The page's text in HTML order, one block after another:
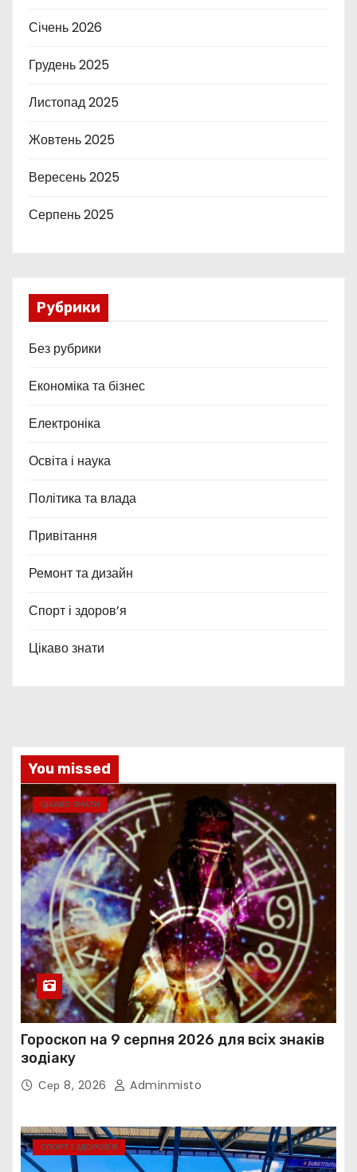
Січень 2026
Грудень 2025
Листопад 2025
Жовтень 2025
Вересень 2025
Серпень 2025
Рубрики
Без рубрики
Економіка та бізнес
Електроніка
Освіта і наука
Політика та влада
Привітання
Ремонт та дизайн
Спорт і здоров’я
Цікаво знати
You missed
ЦІКАВО ЗНАТИ
Гороскоп на 9 серпня 2026 для всіх знаків
зодіаку
Сер 8, 2026 Adminmisto
СПОРТ І ЗДОРОВ’Я